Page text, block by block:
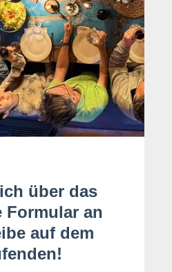
über das
Formular an
auf dem